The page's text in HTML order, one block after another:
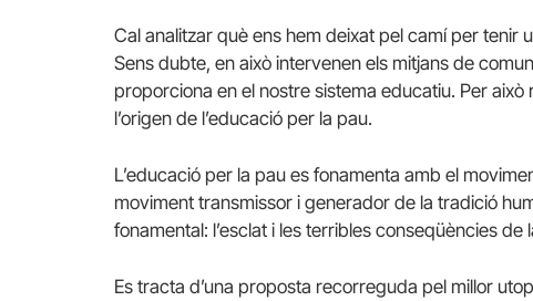
Cal analitzar què ens hem deixat pel camí per tenir
Sens dubte, en això intervenen els mitjans de
proporciona en el nostre sistema educatiu. Per
l’origen de l’educació per la pau.
L’educació per la pau es fonamenta amb el
moviment transmissor i generador de la tradició
fonamental: l’esclat i les terribles conseqüències de
Es tracta d’una proposta recorreguda pel millor